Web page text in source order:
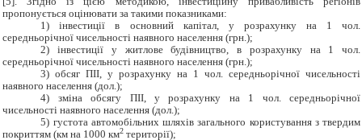
пропонується оцінювати за такими показниками:
1) інвестиції в основний капітал, у розрахунку на 1 чол.
середньорічної чисельності наявного населення (грн.);
2) інвестиції у житлове будівництво, в розрахунку на 1 чол.
середньорічної чисельності наявного населення (грн.);
3) обсяг ПІІ, у розрахунку на 1 чол. середньорічної чисельності
наявного населення (дол.);
4) зміна обсягу ПІІ, у розрахунку на 1 чол. середньорічної
чисельності наявного населення (дол.);
5) густота автомобільних шляхів загального користування з твердим
покриттям (км на 1000 км2 території);